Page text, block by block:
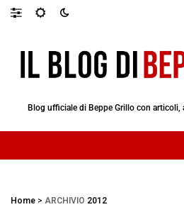
Blog ufficiale di Beppe Grillo con
Home > ARCHIVIO 2012